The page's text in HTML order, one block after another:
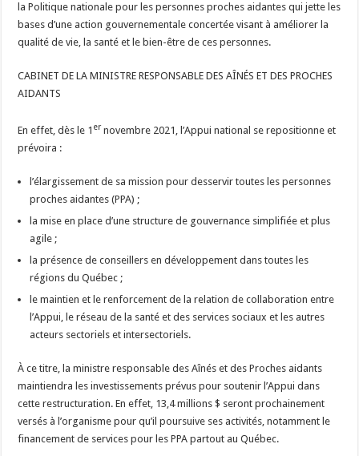
la Politique nationale pour les personnes proches aidantes qui jette les
bases d’une action gouvernementale concertée visant à améliorer la
qualité de vie, la santé et le bien-être de ces personnes.
CABINET DE LA MINISTRE RESPONSABLE DES AÎNÉS ET DES PROCHES
AIDANTS
En effet, dès le 1 er novembre 2021, l’Appui national se repositionne et
prévoira :
l’élargissement de sa mission pour desservir toutes les personnes
proches aidantes (PPA) ;
la mise en place d’une structure de gouvernance simplifiée et plus
agile ;
la présence de conseillers en développement dans toutes les
régions du Québec ;
le maintien et le renforcement de la relation de collaboration entre
l’Appui, le réseau de la santé et des services sociaux et les autres
acteurs sectoriels et intersectoriels.
À ce titre, la ministre responsable des Aînés et des Proches aidants
maintiendra les investissements prévus pour soutenir l’Appui dans
cette restructuration. En effet, 13,4 millions $ seront prochainement
versés à l’organisme pour qu’il poursuive ses activités, notamment le
financement de services pour les PPA partout au Québec.